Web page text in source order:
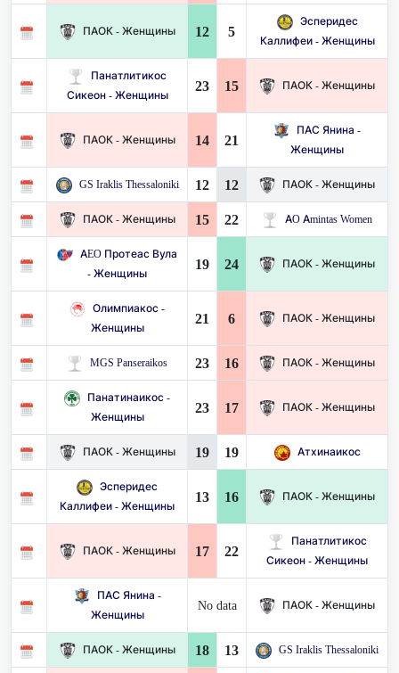
ПАОК - Женщины 12 5
Эсперидес
Каллифеи - Женщины
Панатлитикос
Сикеон - Женщины
23 15 ПАОК - Женщины
ПАОК - Женщины 14 21
ПАС Янина -
Женщины
GS Iraklis Thessaloniki 12 12 ПАОК - Женщины
ПАОК - Женщины 15 22 AO Amintas Women
AEO Протеас Вула
- Женщины
19 24 ПАОК - Женщины
Олимпиакос -
Женщины
21 6 ПАОК - Женщины
MGS Panseraikos 23 16 ПАОК - Женщины
Панатинаикос -
Женщины
23 17 ПАОК - Женщины
ПАОК - Женщины 19 19 Атхинаикос
Эсперидес
Каллифеи - Женщины
13 16 ПАОК - Женщины
ПАОК - Женщины 17 22
Панатлитикос
Сикеон - Женщины
ПАС Янина -
Женщины
No data ПАОК - Женщины
ПАОК - Женщины 18 13 GS Iraklis Thessaloniki